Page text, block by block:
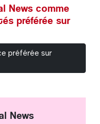
News comme
préférée sur
préférée sur
News